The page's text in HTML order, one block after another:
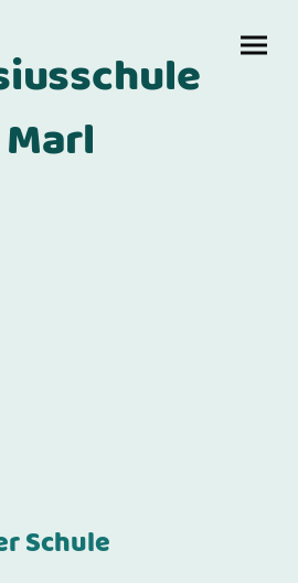
Marl
Schule